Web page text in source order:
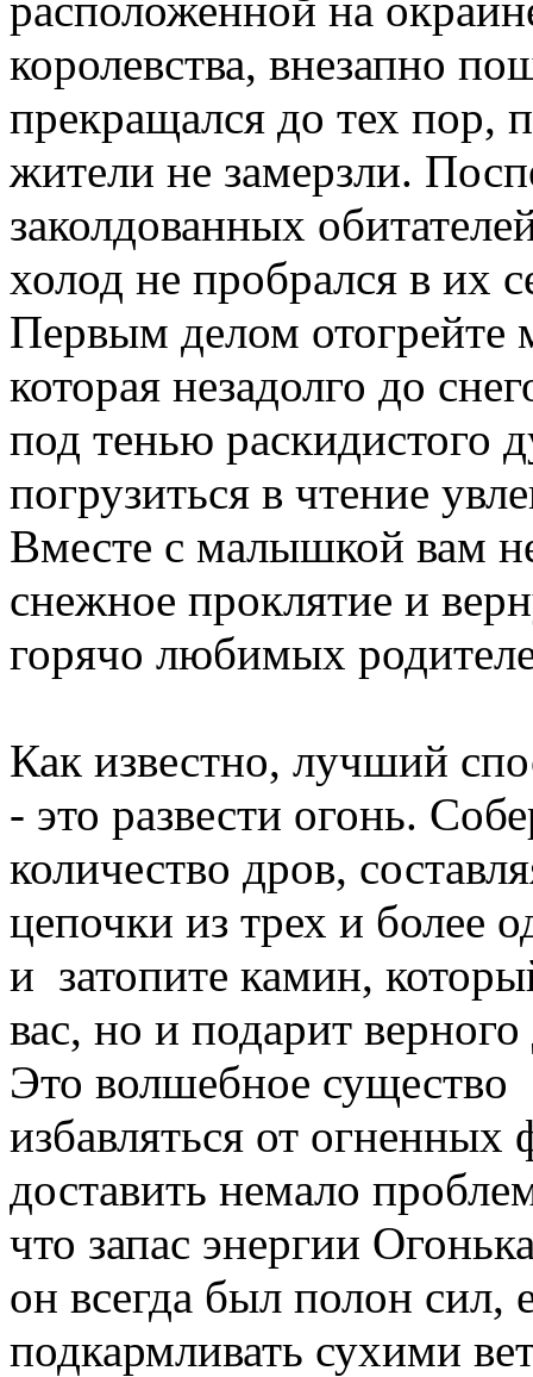
королевства, внезапно
прекращался до тех пор,
жители не замерзли.
заколдованных
холод не пробрался в их
Первым делом отогрейте
которая незадолго до
под тенью раскидистого
погрузиться в чтение
Вместе с малышкой вам
снежное проклятие и
горячо любимых
Как известно, лучший
- это развести огонь.
количество дров,
цепочки из трех и более
и затопите камин,
вас, но и подарит
Это волшебное существо
избавляться от
доставить немало
что запас энергии
он всегда был полон сил,
подкармливать сухими